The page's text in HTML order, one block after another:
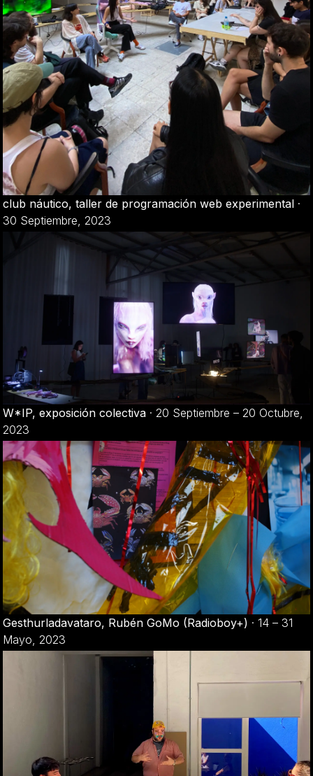
club náutico, taller de programación web experimental ·
30 Septiembre, 2023
W*IP, exposición colectiva · 20 Septiembre – 20 Octubre,
2023
Gesthurladavataro, Rubén GoMo (Radioboy+) · 14 – 31
Mayo, 2023